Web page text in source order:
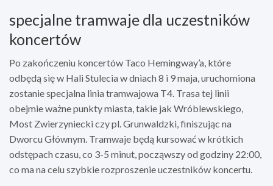
specjalne tramwaje dla uczestników
koncertów
Po zakończeniu koncertów Taco Hemingway’a, które
odbędą się w Hali Stulecia w dniach 8 i 9 maja, uruchomiona
zostanie specjalna linia tramwajowa T4. Trasa tej linii
obejmie ważne punkty miasta, takie jak Wróblewskiego,
Most Zwierzyniecki czy pl. Grunwaldzki, finiszując na
Dworcu Głównym. Tramwaje będą kursować w krótkich
odstępach czasu, co 3-5 minut, począwszy od godziny 22:00,
co ma na celu szybkie rozproszenie uczestników koncertu.